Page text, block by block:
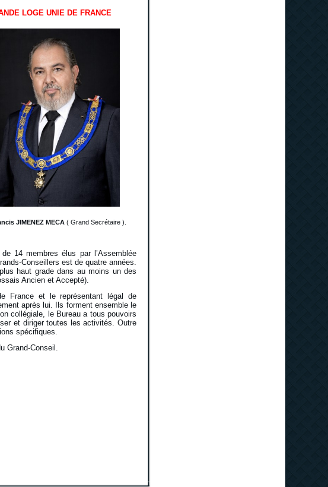
LOGE UNIE DE FRANCE
JIMENEZ MECA( Grand Secrétaire ).
14 membres élus par l’Assemblée
Conseillers est de quatre années.
haut grade dans au moins un des
Ancien et Accepté).
France et le représentant légal de
après lui. Ils forment ensemble le
collégiale, le Bureau a tous pouvoirs
et diriger toutes les activités. Outre
spécifiques.
Grand-Conseil.